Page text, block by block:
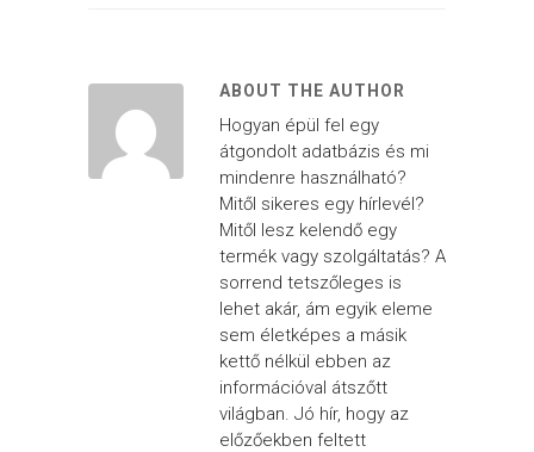
ABOUT THE AUTHOR
Hogyan épül fel egy
átgondolt adatbázis és mi
mindenre használható?
Mitől sikeres egy hírlevél?
Mitől lesz kelendő egy
termék vagy szolgáltatás? A
sorrend tetszőleges is
lehet akár, ám egyik eleme
sem életképes a másik
kettő nélkül ebben az
információval átszőtt
világban. Jó hír, hogy az
előzőekben feltett